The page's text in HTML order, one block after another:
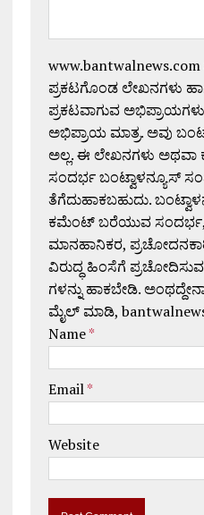
www.bantwalnews.com
ಪ್ರಕಟಗೊಂಡ ಲೇಖನಗಳು
ಪ್ರಕಟವಾಗುವ
ಅಭಿಪ್ರಾಯ ಮಾತ್ರ. ಅವು
ಅಲ್ಲ. ಈ ಲೇಖನಗಳು ಅಥವಾ
ಸಂದರ್ಭ ಬಂಟ್ವಾಳನ್ಯೂಸ್
ತೆಗೆದುಹಾಕಬಹುದು.
ಕಮೆಂಟ್ ಬರೆಯುವ ಸಂದರ್ಭ,
ಮಾನಹಾನಿಕರ,
ವಿರುದ್ಧ ಹಿಂಸೆಗೆ
ಗಳನ್ನು ಹಾಕಬೇಡಿ.
ಮೈಲ್ ಮಾಡಿ,
Name*
Email*
Website